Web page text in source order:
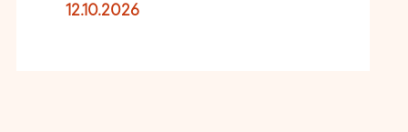
12.10.2026